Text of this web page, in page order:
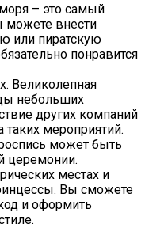
– это самый
можете внести
или пиратскую
понравится
Великолепная
небольших
других компаний
мероприятий.
может быть
церемонии.
местах и
Вы сможете
и оформить